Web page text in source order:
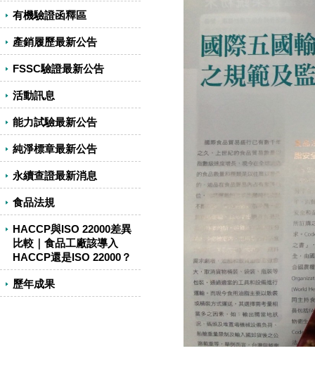
有機驗證函釋區
產銷履歷最新公告
FSSC驗證最新公告
活動訊息
能力試驗最新公告
純淨標章最新公告
永續查證最新消息
食品法規
HACCP與ISO 22000差異
比較｜食品工廠該導入
HACCP還是ISO 22000？
歷年成果